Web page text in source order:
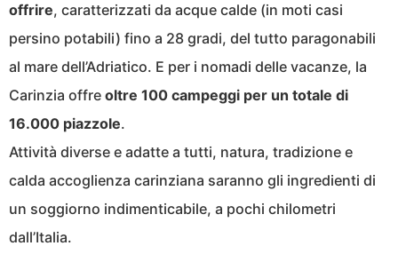
offrire, caratterizzati da acque calde (in moti casi
persino potabili) fino a 28 gradi, del tutto paragonabili
al mare dell’Adriatico. E per i nomadi delle vacanze, la
Carinzia offre oltre 100 campeggi per un totale di
16.000 piazzole.
Attività diverse e adatte a tutti, natura, tradizione e
calda accoglienza carinziana saranno gli ingredienti di
un soggiorno indimenticabile, a pochi chilometri
dall’Italia.